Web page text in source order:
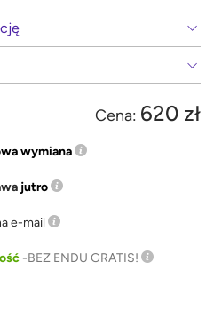
Cena: 620 zł
wymiana
jutro
e-mail
-BEZ ENDU GRATIS!